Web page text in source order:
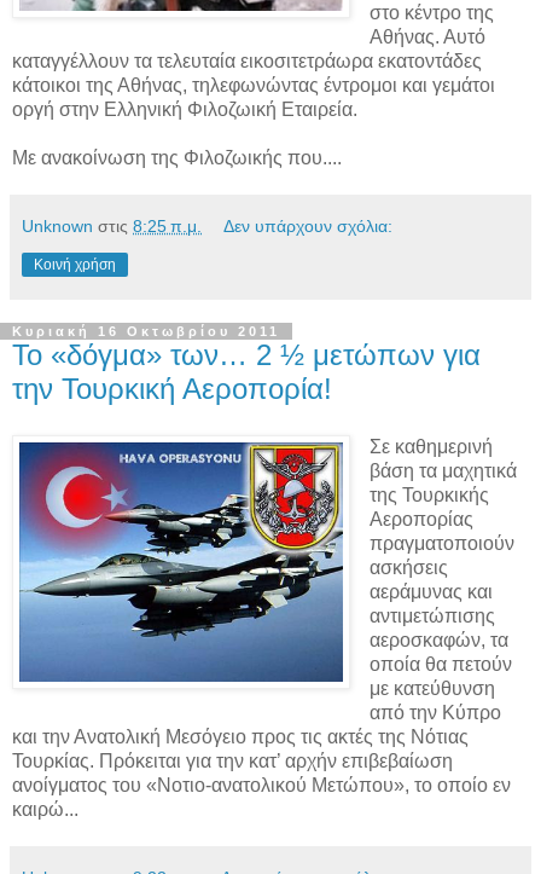
στο κέντρο της
Αθήνας. Αυτό
καταγγέλλουν τα τελευταία εικοσιτετράωρα εκατοντάδες
κάτοικοι της Αθήνας, τηλεφωνώντας έντρομοι και γεμάτοι
οργή στην Ελληνική Φιλοζωική Εταιρεία.
Με ανακοίνωση της Φιλοζωικής που....
Unknown στις 8:25 π.μ. Δεν υπάρχουν σχόλια:
Κοινή χρήση
Κυριακή 16 Οκτωβρίου 2011
Το «δόγμα» των… 2 ½ μετώπων για
την Τουρκική Αεροπορία!
Σε καθημερινή
βάση τα μαχητικά
της Τουρκικής
Αεροπορίας
πραγματοποιούν
ασκήσεις
αεράμυνας και
αντιμετώπισης
αεροσκαφών, τα
οποία θα πετούν
με κατεύθυνση
από την Κύπρο
και την Ανατολική Μεσόγειο προς τις ακτές της Νότιας
Τουρκίας. Πρόκειται για την κατ’ αρχήν επιβεβαίωση
ανοίγματος του «Νοτιο-ανατολικού Μετώπου», το οποίο εν
καιρώ...